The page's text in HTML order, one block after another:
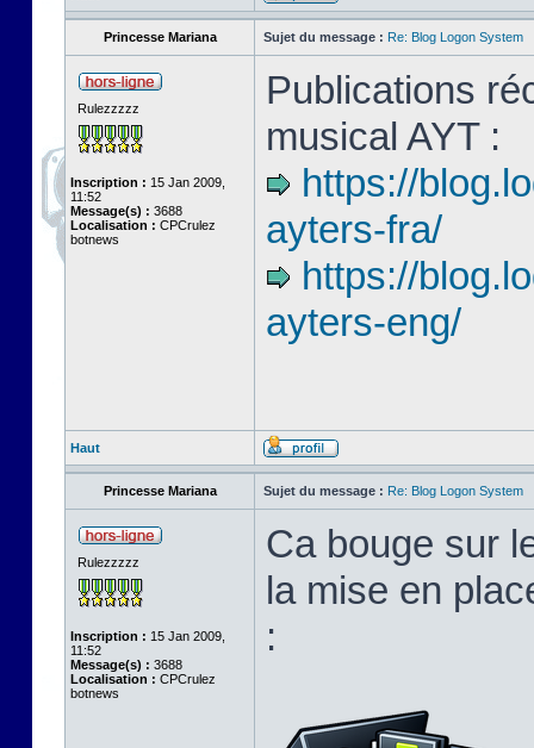
Princesse Mariana Sujet du message : Re: Blog Logon System
Rulezzzzz
Inscription : 15 Jan 2009,
11:52
Message(s) : 3688
Localisation : CPCrulez
botnews
Publications
musical AYT :
https://
ayters-fra/
https://
ayters-eng/
Haut
Princesse Mariana Sujet du message : Re: Blog Logon System
Rulezzzzz
Inscription : 15 Jan 2009,
11:52
Message(s) : 3688
Localisation : CPCrulez
botnews
Ca bouge sur
la mise en
: